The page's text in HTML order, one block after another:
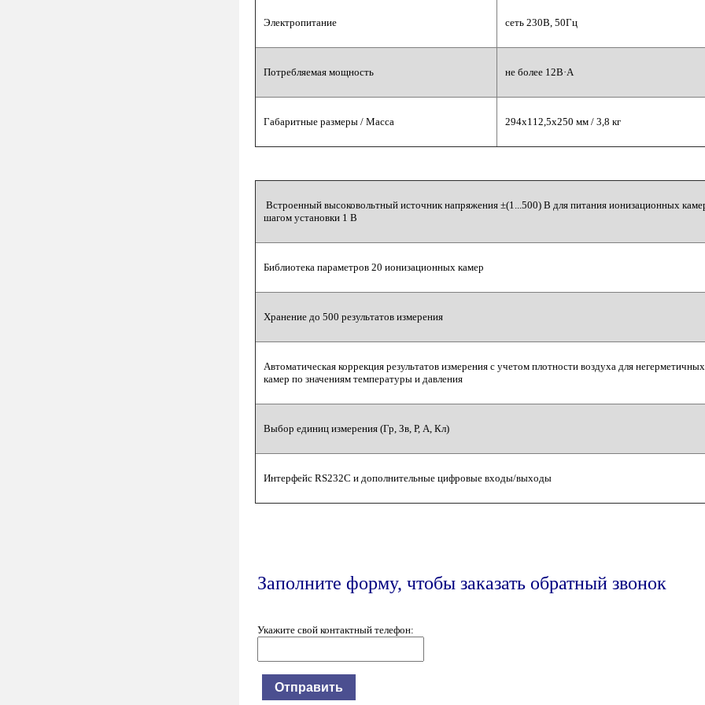
Электропитание сеть 230В, 50Гц
Потребляемая мощность не более 12В·А
Габаритные размеры / Масса 294х112,5х250 мм / 3,8 кг
Встроенный высоковольтный источник напряжения ±(1...500) В для питания ионизационных
шагом установки 1 В
Библиотека параметров 20 ионизационных камер
Хранение до 500 результатов измерения
Автоматическая коррекция результатов измерения с учетом плотности воздуха для негерметичных
камер по значениям температуры и давления
Выбор единиц измерения (Гр, Зв, Р, А, Кл)
Интерфейс RS232C и дополнительные цифровые входы/выходы
Заполните форму, чтобы заказать обратный звонок
Укажите свой контактный телефон: